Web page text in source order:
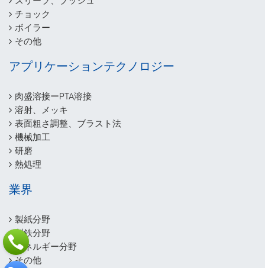
チョック
ボイラー
その他
アプリケーションテクノロジー
肉盛溶接ーPTA溶接
溶射、メッキ
表面粗さ調整、ブラスト法
機械加工
研磨
熱処理
業界
製紙分野
製鉄分野
エネルギー分野
その他